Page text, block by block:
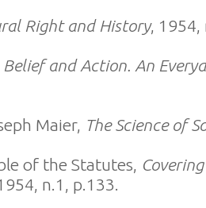
Right and History, 1954,
Belief and Action. An
Maier, The Science of
of the Statutes,
n.1, p.133.